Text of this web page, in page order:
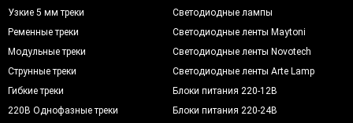
Узкие 5 мм треки
Ременные треки
Модульные треки
Струнные треки
Гибкие треки
220В Однофазные треки
Светодиодные лампы
Светодиодные ленты Maytoni
Светодиодные ленты Novotech
Светодиодные ленты Arte Lamp
Блоки питания 220-12В
Блоки питания 220-24В